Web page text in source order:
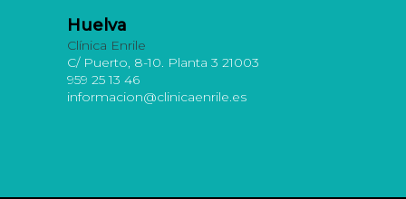
Huelva
Clínica Enrile
C/ Puerto, 8-10. Planta 3 21003
959 25 13 46
informacion@clinicaenrile.es